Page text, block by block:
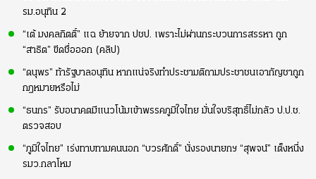
รม.อนุทิน 2
“เต้ มงคลกิตติ์” แฉ ย้ายจาก ปชป. เพราะไม่ผ่านกระบวนการสรรหา ถูก
“สาธิต” ขีดชื่อออก (คลิป)
“ดนุพร” ท้ารัฐบาลอนุทิน หากแน่จริงทำประชามติถามประชาชนเอากัญชาถูก
กฎหมายหรือไม่
“ธนกร” รับอนาคตมีแนวโน้มเข้าพรรคภูมิใจไทย มั่นใจบริสุทธิ์ไม่กลัว ป.ป.ช.
ตรวจสอบ
“ภูมิใจไทย” เร่งทาบทามคนนอก “บวรศักดิ์” นั่งรองนายกฯ “สุพจน์” เต็งหนึ่ง
รมว.กลาโหม